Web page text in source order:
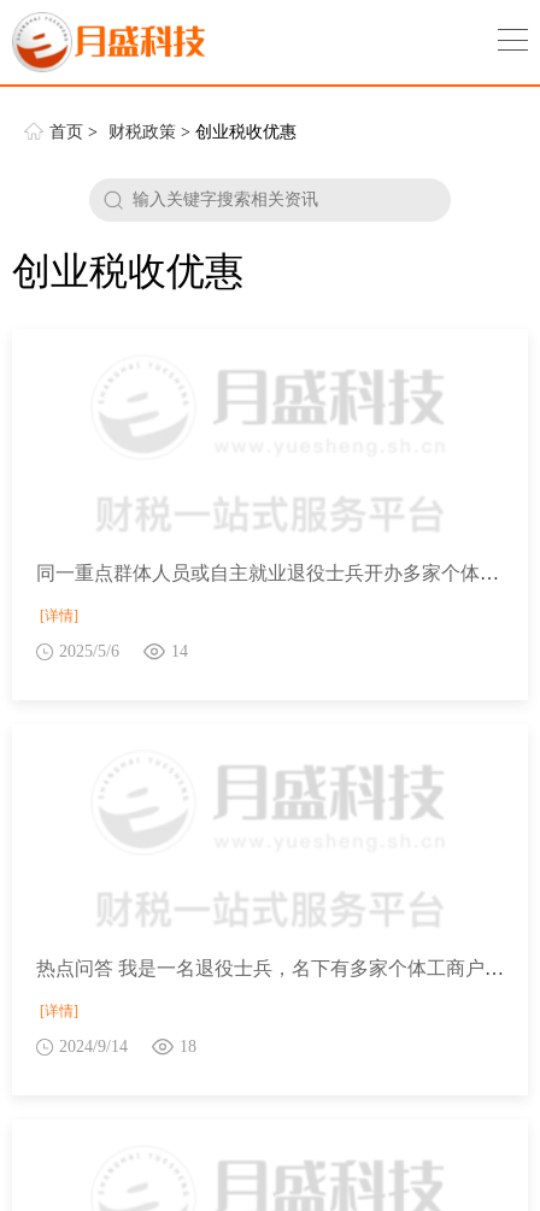
首页 > 财税政策 > 创业税收优惠
创业税收优惠
同一重点群体人员或自主就业退役士兵开办多家个体工商户能否都享受重点群体或退役士兵就业创业税收优惠？
[详情]
2025/5/6 14
热点问答 我是一名退役士兵，名下有多家个体工商户，请问都可以享受退役士兵就业创业税收优惠吗？
[详情]
2024/9/14 18